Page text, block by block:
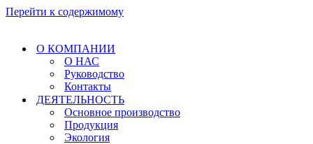
Перейти к содержимому
О КОМПАНИИ
О НАС
Руководство
Контакты
ДЕЯТЕЛЬНОСТЬ
Основное производство
Продукция
Экология